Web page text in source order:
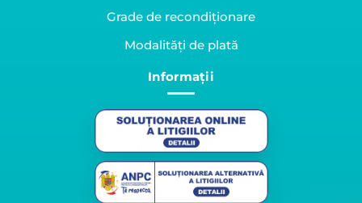
Grade de recondiționare
Modalități de plată
Informații